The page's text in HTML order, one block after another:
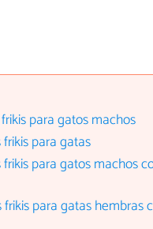
para gatos machos
para gatas
para gatos machos
para gatas hembras